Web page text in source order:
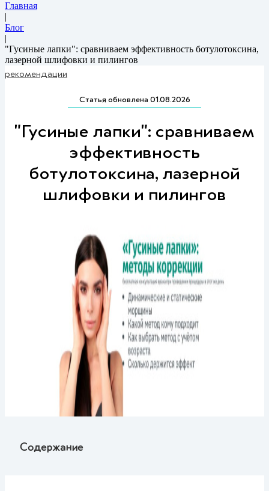
Главная
|
Блог
|
"Гусиные лапки": сравниваем эффективность ботулотоксина,
лазерной шлифовки и пилингов
рекомендации
Статья обновлена 01.08.2026
"Гусиные лапки": сравниваем
эффективность
ботулотоксина, лазерной
шлифовки и пилингов
Содержание